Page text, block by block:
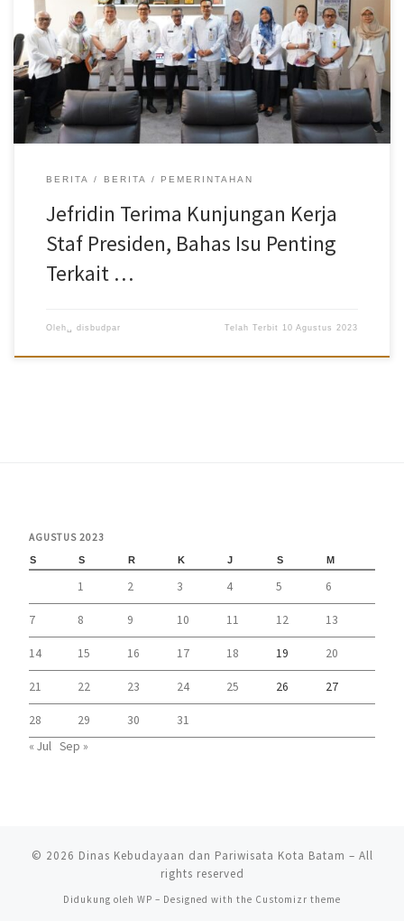
oleh Deputi II Bidang Pembangunan Manusia, Adven Tarigan. Tiga
isu penting yang dibahas dalam pertemuan itu, pertama
penyaluran dana Program Indonesia Pintar (PIP) bagi peserta didik
di Kota Batam. Kedua terkait Pegawai Pemerintah dengan
Perjanjian Kerja (PPPK) dan isu ketiga terkait penerimaan peserta
didik baru (PPDB) di Kota Batam. Untuk PIP diakuinya masih ada
siswa yang belum mencairkan. Ada beberapa hal yang […]
BERITA BERITA PEMERINTAHAN
Jefridin Terima Kunjungan Kerja
Staf Presiden, Bahas Isu Penting
Terkait …
Oleh␣ disbudpar Telah Terbit 10 Agustus 2023
AGUSTUS 2023
S S R K J S M
1 2 3 4 5 6
7 8 9 10 11 12 13
14 15 16 17 18 19 20
21 22 23 24 25 26 27
28 29 30
31
« Jul Sep »
© 2026 Dinas Kebudayaan dan Pariwisata Kota Batam – All
rights reserved
Didukung oleh WP – Designed with the Customizr theme